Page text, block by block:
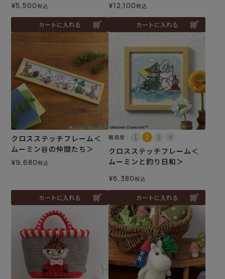
¥5,500税込
カートに入れる
¥12,100税込
カートに入れる
クロスステッチフレーム＜
ムーミン谷の仲間たち＞
¥9,680税込
カートに入れる
難易度：
クロスステッチフレーム＜
ムーミンと釣り日和＞
¥6,380税込
カートに入れる